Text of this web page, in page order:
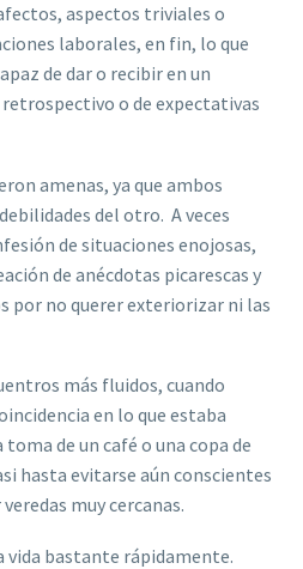
aspectos triviales o
laborales, en fin, lo que
de dar o recibir en un
o de expectativas
amenas, ya que ambos
del otro. A veces
de situaciones enojosas,
de anécdotas picarescas y
por no querer exteriorizar ni las
más fluidos, cuando
en lo que estaba
de un café o una copa de
hasta evitarse aún conscientes
muy cercanas.
vida bastante rápidamente.